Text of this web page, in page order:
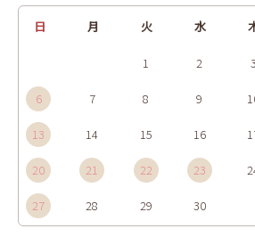
日 月 火 水
1 2 3
6 7 8 9
13 14 15 16
20 21 22 23
27 28 29 30